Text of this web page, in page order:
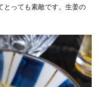
とっても素敵です。生姜の